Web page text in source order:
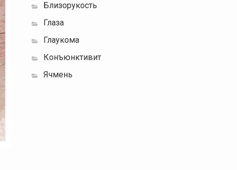
Близорукость
Глаза
Глаукома
Конъюнктивит
Ячмень